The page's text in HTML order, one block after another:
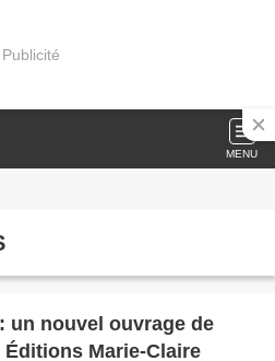
Publicité
MENU
un nouvel ouvrage de
Marie-Claire